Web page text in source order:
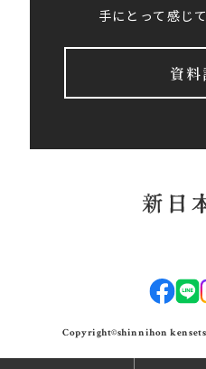
手にとって感じ
資料
Copyright©shinnihon